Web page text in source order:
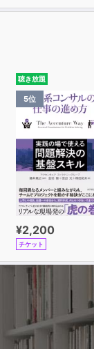
聴き放題
5位
¥2,200
チケット